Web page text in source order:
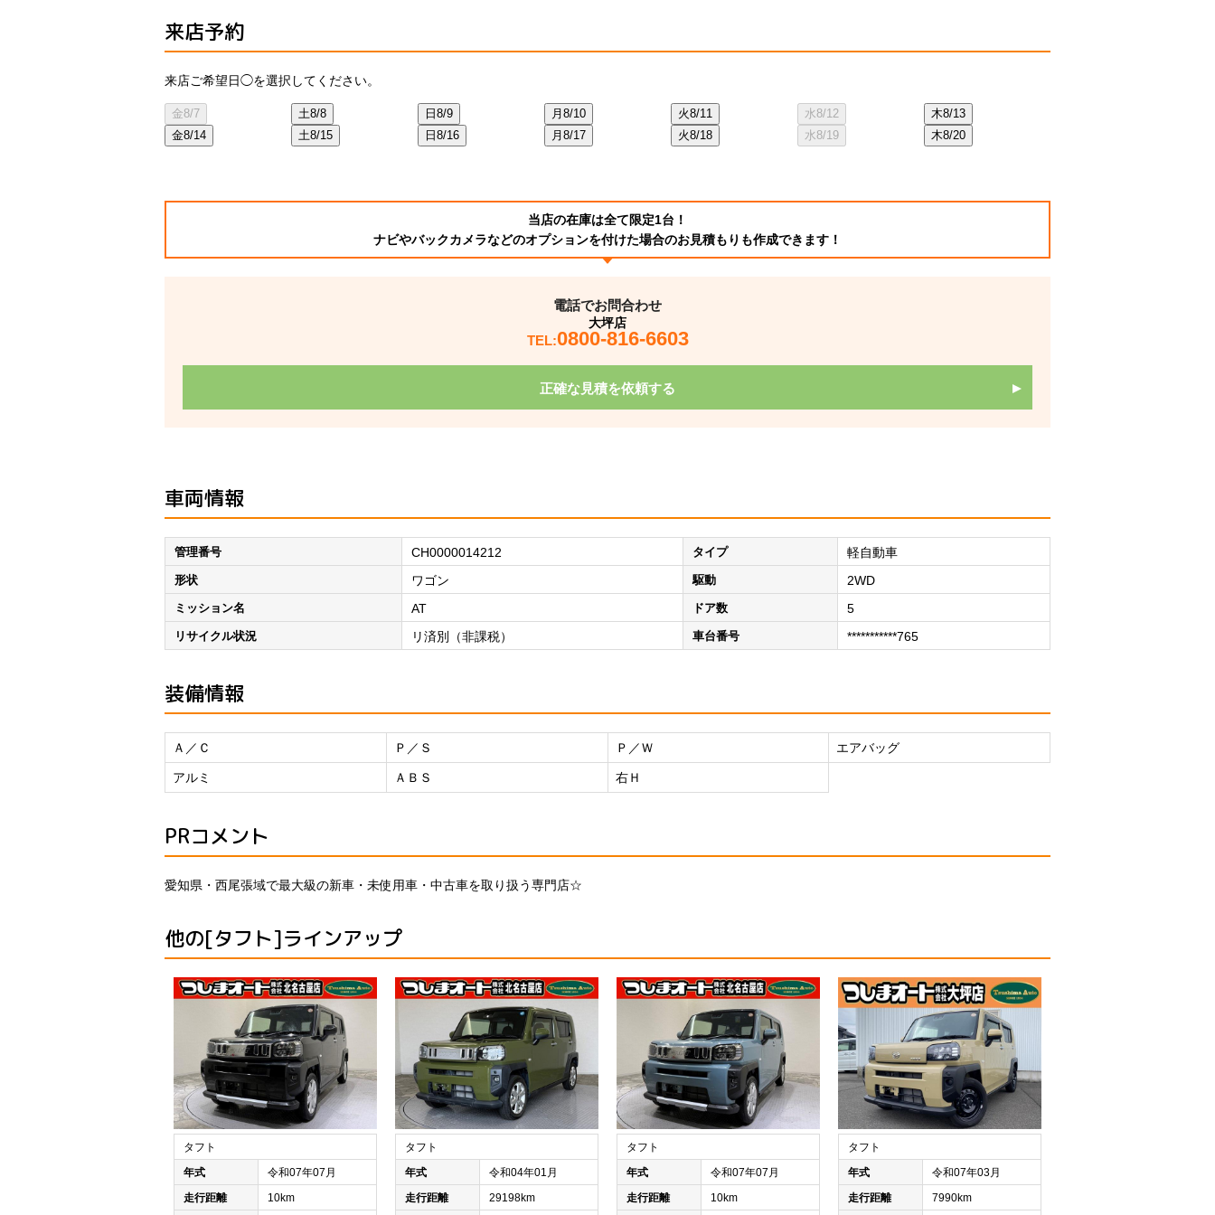
来店予約
来店ご希望日◯を選択してください。
金8/7 土8/8 日8/9 月8/10 火8/11 水8/12 木8/13
金8/14 土8/15 日8/16 月8/17 火8/18 水8/19 木8/20
当店の在庫は全て限定1台！
ナビやバックカメラなどのオプションを付けた場合のお見積もりも作成できます！
電話でお問合わせ
大坪店
TEL:0800-816-6603
正確な見積を依頼する
車両情報
管理番号 CH0000014212 タイプ 軽自動車
形状 ワゴン 駆動 2WD
ミッション名 AT ドア数 5
リサイクル状況 リ済別（非課税） 車台番号 ***********765
装備情報
Ａ／Ｃ Ｐ／Ｓ Ｐ／Ｗ エアバッグ
アルミ ＡＢＳ 右Ｈ
PRコメント
愛知県・西尾張域で最大級の新車・未使用車・中古車を取り扱う専門店☆
他の[タフト]ラインアップ
タフト
年式
令和07年07月
走行距離
10km
タフト
年式
令和04年01月
走行距離
29198km
タフト
年式
令和07年07月
走行距離
10km
タフト
年式
令和07年03月
走行距離
7990km